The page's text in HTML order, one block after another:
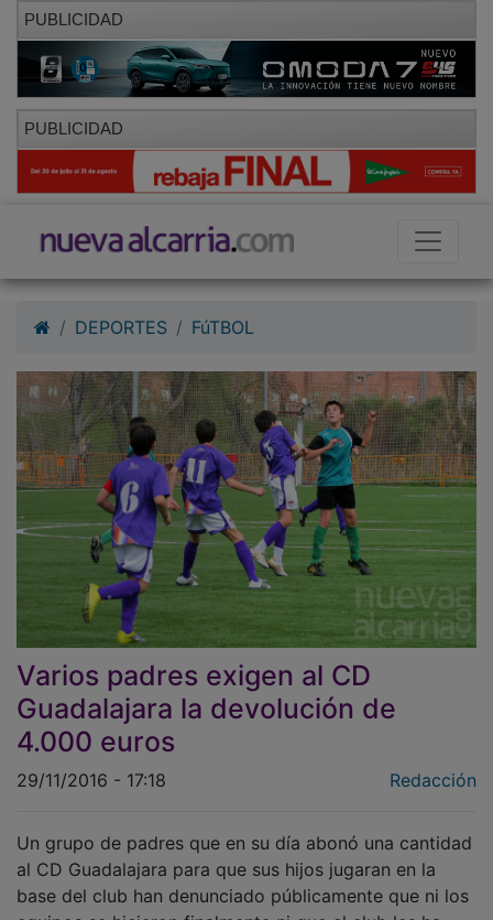
PUBLICIDAD
PUBLICIDAD
Varios padres exigen al CD
Guadalajara la devolución de
4.000 euros
al CD Guadalajara para que sus hijos jugaran en la
base del club han denunciado públicamente que ni los
equipos se hicieron finalmente ni que el club les ha